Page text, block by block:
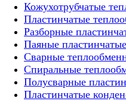
Кожухотрубчатые
Пластинчатые
Разборные
Паяные
Сварные
Спиральные
Полусварные
Пластинчатые